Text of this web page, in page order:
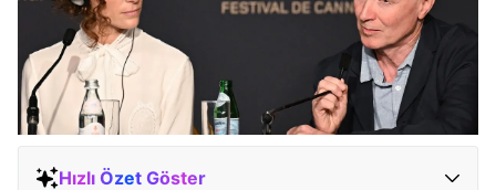
Hızlı Özet Göster